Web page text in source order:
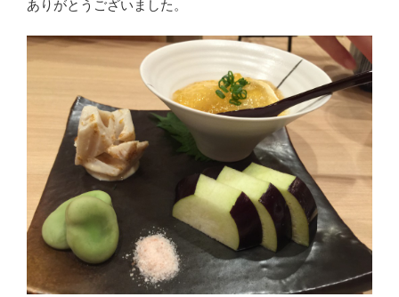
ありがとうございました。